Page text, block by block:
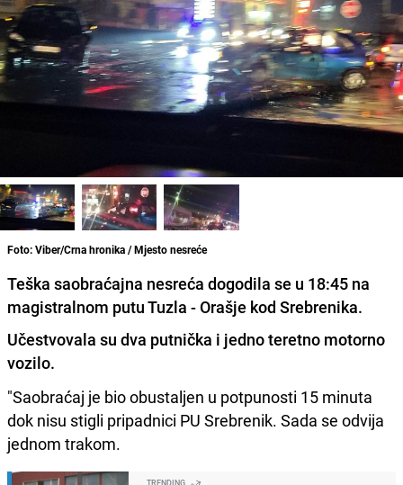
Foto: Viber/Crna hronika / Mjesto nesreće
Teška saobraćajna nesreća dogodila se u 18:45 na
magistralnom putu Tuzla - Orašje kod Srebrenika.
Učestvovala su dva putnička i jedno teretno motorno
vozilo.
"Saobraćaj je bio obustaljen u potpunosti 15 minuta
dok nisu stigli pripadnici PU Srebrenik. Sada se odvija
jednom trakom.